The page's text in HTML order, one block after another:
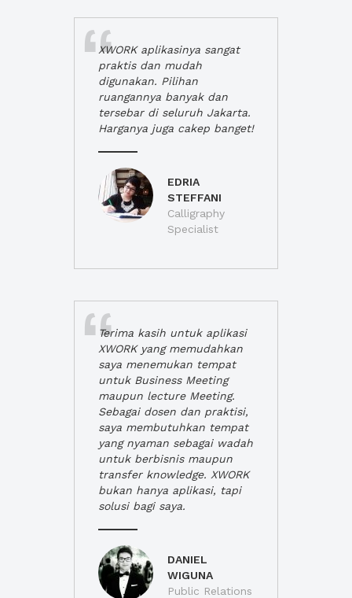
XWORK aplikasinya sangat
praktis dan mudah
digunakan. Pilihan
ruangannya banyak dan
tersebar di seluruh Jakarta.
Harganya juga cakep banget!
EDRIA
STEFFANI
Calligraphy
Specialist
Terima kasih untuk aplikasi
XWORK yang memudahkan
saya menemukan tempat
untuk Business Meeting
maupun lecture Meeting.
Sebagai dosen dan praktisi,
saya membutuhkan tempat
yang nyaman sebagai wadah
untuk berbisnis maupun
transfer knowledge. XWORK
bukan hanya aplikasi, tapi
solusi bagi saya.
DANIEL
WIGUNA
Public Relations